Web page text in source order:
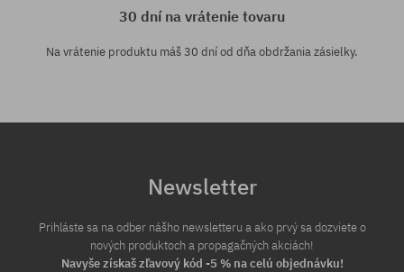
30 dní na vrátenie tovaru
Na vrátenie produktu máš 30 dní od dňa obdržania zásielky.
Newsletter
Prihláste sa na odber nášho newsletteru a ako prvý sa dozviete o
nových produktoch a propagačných akciách!
Navyše získaš zľavový kód -5 % na celú objednávku!